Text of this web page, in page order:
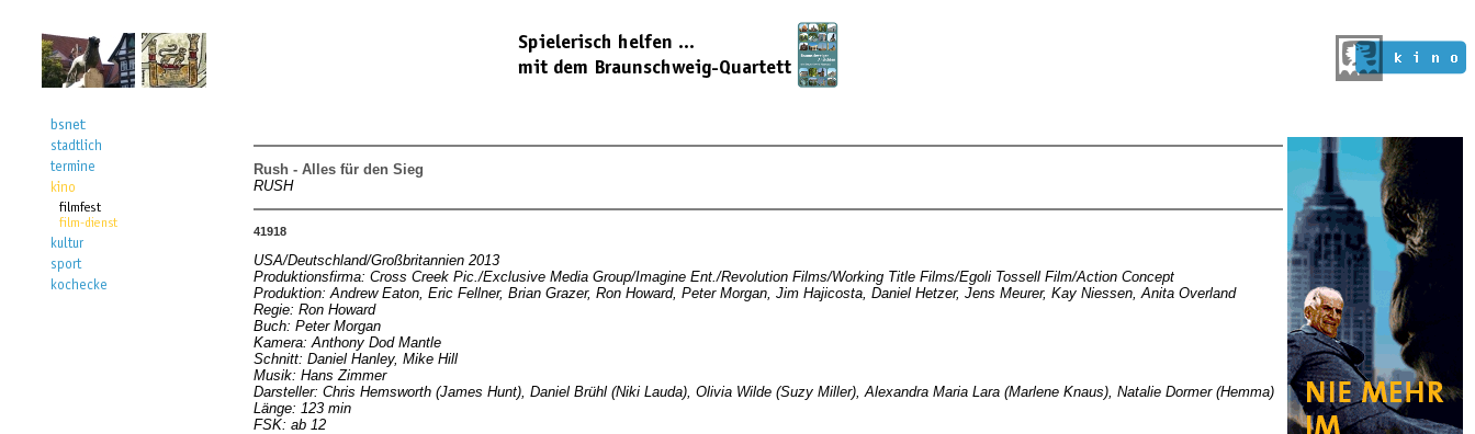
Rush - Alles für den Sieg
RUSH
41918
USA/Deutschland/Großbritannien 2013
Produktionsfirma: Cross Creek Pic./Exclusive Media Group/Imagine Ent./Revolution Films/Working Title Films/Egoli Tossell Film/Action Concept
Produktion: Andrew Eaton, Eric Fellner, Brian Grazer, Ron Howard, Peter Morgan, Jim Hajicosta, Daniel Hetzer, Jens Meurer, Kay Niessen, Anita Overland
Regie: Ron Howard
Buch: Peter Morgan
Kamera: Anthony Dod Mantle
Schnitt: Daniel Hanley, Mike Hill
Musik: Hans Zimmer
Darsteller: Chris Hemsworth (James Hunt), Daniel Brühl (Niki Lauda), Olivia Wilde (Suzy Miller), Alexandra Maria Lara (Marlene Knaus), Natalie Dormer (Hemma)
Länge: 123 min
FSK: ab 12